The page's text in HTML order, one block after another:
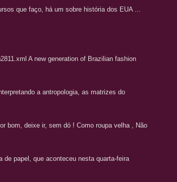
que faço, há um sobre história dos EUA ...
A new generation of Brazilian fashion
a antropologia, as matrizes do
bom, deixe ir, sem dó ! Como roupa velha , Não
papel, que aconteceu nesta quarta-feira